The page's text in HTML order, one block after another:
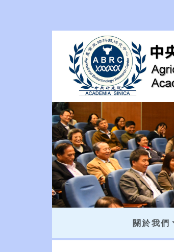
關於我們